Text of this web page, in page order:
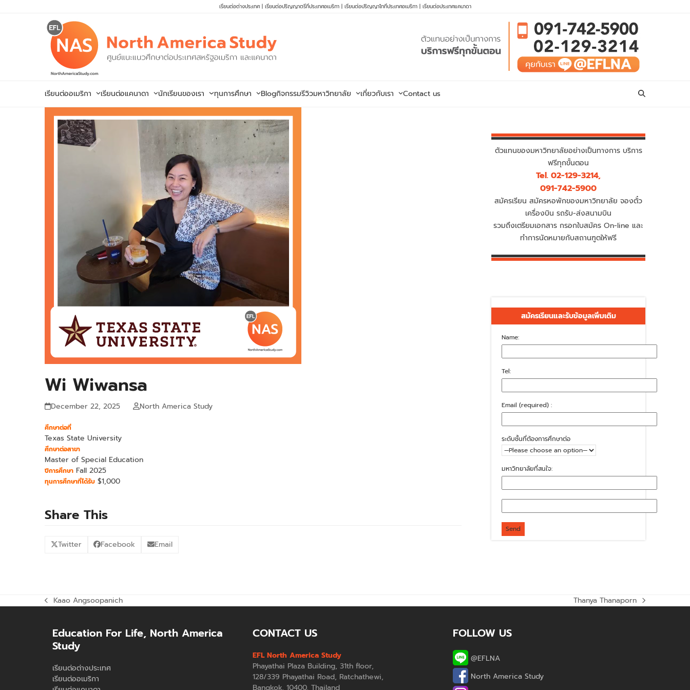
เรียนต่อต่างประเทศ| เรียนต่อปริญญาตรีที่ประเทศอเมริกา | เรียนต่อปริญญาโทที่ประเทศอเมริกา | เรียนต่อประเทศแคนาดา
เรียนต่ออเมริกา เรียนต่อแคนาดา นักเรียนของเรา ทุนการศึกษา Blogกิจกรรมรีวิวมหาวิทยาลัย เกี่ยวกับเรา Contact us
Wi Wiwansa
December 22, 2025 North America Study
ศึกษาต่อที่
Texas State University
ศึกษาต่อสาขา
Master of Special Education
ปีการศึกษา Fall 2025
ทุนการศึกษาที่ได้รับ $1,000
Share This
Twitter Facebook Email
ตัวแทนของมหาวิทยาลัยอย่างเป็นทางการ บริการ
ฟรีทุกขั้นตอน
Tel. 02-129-3214,
091-742-5900
สมัครเรียน สมัครหอพักของมหาวิทยาลัย จองตั๋ว
เครื่องบิน รถรับ-ส่งสนามบิน
รวมถึงเตรียมเอกสาร กรอกใบสมัคร On-line และ
ทำการนัดหมายกับสถานฑูตให้ฟรี
สมัครเรียนและรับข้อมูลเพิ่มเติม
Name:
Tel:
Email (required) :
ระดับชั้นที่ต้องการศึกษาต่อ
มหาวิทยาลัยที่สนใจ:
previous
Kaao Angsoopanich
next
Thanya Thanaporn
Education For Life, North America
Study
เรียนต่อต่างประเทศ
เรียนต่ออเมริกา
CONTACT US
EFL North America Study
Phayathai Plaza Building, 31th floor,
128/339 Phayathai Road, Ratchathewi,
Bangkok, 10400, Thailand
FOLLOW US
@EFLNA
North America Study